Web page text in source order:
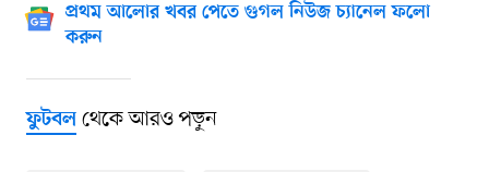
প্রথম আলোর খবর পেতে গুগল নিউজ চ্যানেল ফলো
করুন
ফুটবলথেকে আরও পড়ুন